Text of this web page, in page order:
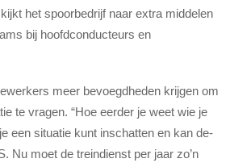
het spoorbedrijf naar extra middelen
bij hoofdconducteurs en
meer bevoegdheden krijgen om
te vragen. “Hoe eerder je weet wie je
een situatie kunt inschatten en kan de-
Nu moet de treindienst per jaar zo’n